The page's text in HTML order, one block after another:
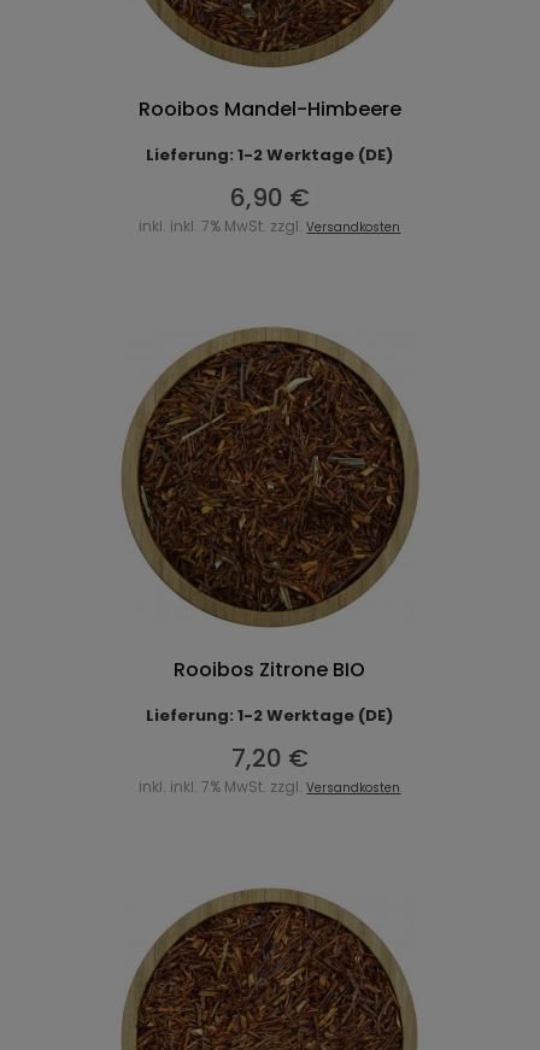
Rooibos Mandel-Himbeere
Lieferung: 1-2 Werktage (DE)
6,90 €
inkl. inkl. 7% MwSt. zzgl.Versandkosten
Rooibos Zitrone BIO
Lieferung: 1-2 Werktage (DE)
7,20 €
inkl. inkl. 7% MwSt. zzgl.Versandkosten